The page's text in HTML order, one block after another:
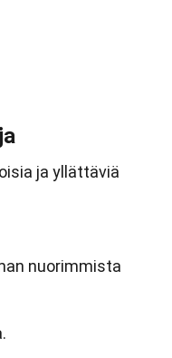
ja yllättäviä
nuorimmista